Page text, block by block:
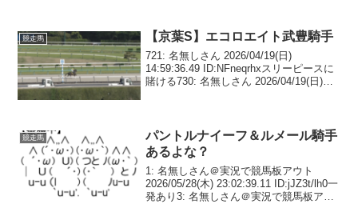
競走馬 【京葉S】エコロエイト武豊騎手
721: 名無しさん 2026/04/19(日)
14:59:36.49 ID:NFneqrhxスリーピースに
賭ける730: 名無しさん 2026/04/19(日)
競走馬
パントルナイーフ＆ルメール騎手
あるよな？
1: 名無しさん＠実況で競馬板アウト
2026/05/28(木) 23:02:39.11 ID:jJZ3t/lh0一
発あり3: 名無しさん＠実況で競馬板アウ